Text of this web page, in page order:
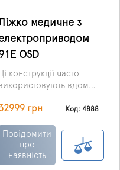
опустити їх.медичне з
OSD
Ці конструкції часто
вдома
значною
покращити, а також
полегшити життя не
тільки хворим людям, а
грн Код: 4888
Повідомити
про
наявність